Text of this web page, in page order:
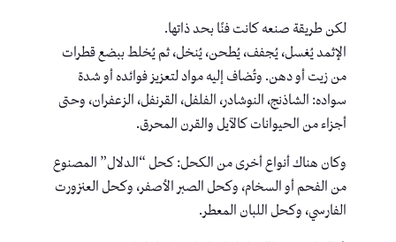
لكن طريقة صنعه كانت فنًا بحد ذاتها.
الإثمد يُغسل، يُجفف، يُطحن، يُنخل، ثم يُخلط ببضع قطرات
من زيت أو دهن. وتُضاف إليه مواد لتعزيز فوائده أو شدة
سواده: الشاذنج، النوشادر، الفلفل، القرنفل، الزعفران، وحتى
أجزاء من الحيوانات كالآيل والقرن المحرق.
وكان هناك أنواع أخرى من الكحل: كحل “الدلال” المصنوع
من الفحم أو السخام، وكحل الصبر الأصفر، وكحل العنزورت
الفارسي، وكحل اللبان المعطر.